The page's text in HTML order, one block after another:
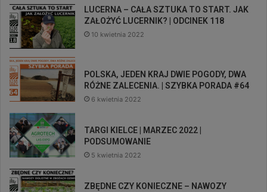
LUCERNA – CAŁA SZTUKA TO START. JAK
ZAŁOŻYĆ LUCERNIK? | ODCINEK 118
10 kwietnia 2022
POLSKA, JEDEN KRAJ DWIE POGODY, DWA
RÓŻNE ZALECENIA. | SZYBKA PORADA #64
6 kwietnia 2022
TARGI KIELCE | MARZEC 2022 |
PODSUMOWANIE
5 kwietnia 2022
ZBĘDNE CZY KONIECZNE – NAWOZY